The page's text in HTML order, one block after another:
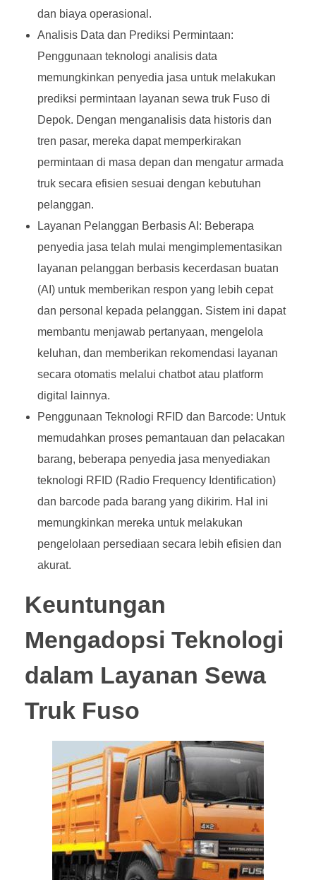
dan biaya operasional.
Analisis Data dan Prediksi Permintaan:
Penggunaan teknologi analisis data
memungkinkan penyedia jasa untuk melakukan
prediksi permintaan layanan sewa truk Fuso di
Depok. Dengan menganalisis data historis dan
tren pasar, mereka dapat memperkirakan
permintaan di masa depan dan mengatur armada
truk secara efisien sesuai dengan kebutuhan
pelanggan.
Layanan Pelanggan Berbasis AI: Beberapa
penyedia jasa telah mulai mengimplementasikan
layanan pelanggan berbasis kecerdasan buatan
(AI) untuk memberikan respon yang lebih cepat
dan personal kepada pelanggan. Sistem ini dapat
membantu menjawab pertanyaan, mengelola
keluhan, dan memberikan rekomendasi layanan
secara otomatis melalui chatbot atau platform
digital lainnya.
Penggunaan Teknologi RFID dan Barcode: Untuk
memudahkan proses pemantauan dan pelacakan
barang, beberapa penyedia jasa menyediakan
teknologi RFID (Radio Frequency Identification)
dan barcode pada barang yang dikirim. Hal ini
memungkinkan mereka untuk melakukan
pengelolaan persediaan secara lebih efisien dan
akurat.
Keuntungan
Mengadopsi Teknologi
dalam Layanan Sewa
Truk Fuso